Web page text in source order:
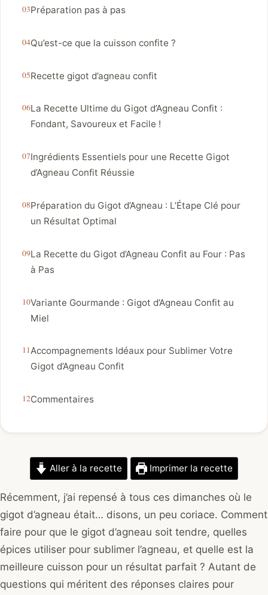
Préparation pas à pas
Qu’est-ce que la cuisson confite ?
Recette gigot d’agneau confit
La Recette Ultime du Gigot d’Agneau Confit :
Fondant, Savoureux et Facile !
Ingrédients Essentiels pour une Recette Gigot
d’Agneau Confit Réussie
Préparation du Gigot d’Agneau : L’Étape Clé pour
un Résultat Optimal
La Recette du Gigot d’Agneau Confit au Four : Pas
à Pas
Variante Gourmande : Gigot d’Agneau Confit au
Miel
Accompagnements Idéaux pour Sublimer Votre
Gigot d’Agneau Confit
Commentaires
Aller à la recette Imprimer la recette
Récemment, j’ai repensé à tous ces dimanches où le
gigot d’agneau était… disons, un peu coriace. Comment
faire pour que le gigot d’agneau soit tendre, quelles
épices utiliser pour sublimer l’agneau, et quelle est la
meilleure cuisson pour un résultat parfait ? Autant de
questions qui méritent des réponses claires pour